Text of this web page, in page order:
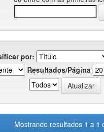
por:
Resultados/Página
Mostrando resultados 1 a 1